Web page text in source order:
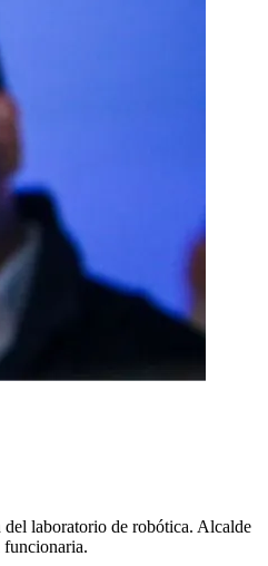
del laboratorio de robótica. Alcalde
funcionaria.